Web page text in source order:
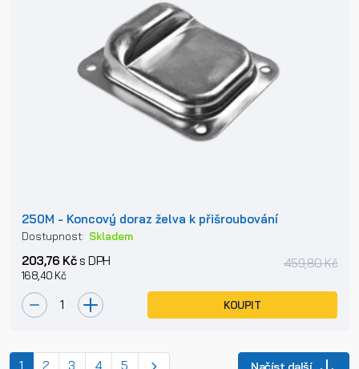
250M - Koncový doraz želva k přišroubování
Dostupnost: Skladem
203,76 Kčs DPH
168,40 Kč
459,80 Kč
KOUPIT
1 (current)
2 3 4 5